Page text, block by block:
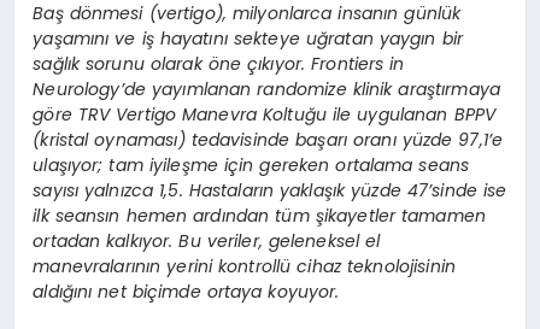
Baş dönmesi (vertigo), milyonlarca insanın günlük
yaşamını ve iş hayatını sekteye uğratan yaygın bir
sağlık sorunu olarak öne çıkıyor. Frontiers in
Neurology’de yayımlanan randomize klinik araştırmaya
göre TRV Vertigo Manevra Koltuğu ile uygulanan BPPV
(kristal oynaması) tedavisinde başarı oranı yüzde 97,1’e
ulaşıyor; tam iyileşme için gereken ortalama seans
sayısı yalnızca 1,5. Hastaların yaklaşık yüzde 47’sinde ise
ilk seansın hemen ardından tüm şikayetler tamamen
ortadan kalkıyor. Bu veriler, geleneksel el
manevralarının yerini kontrollü cihaz teknolojisinin
aldığını net biçimde ortaya koyuyor.